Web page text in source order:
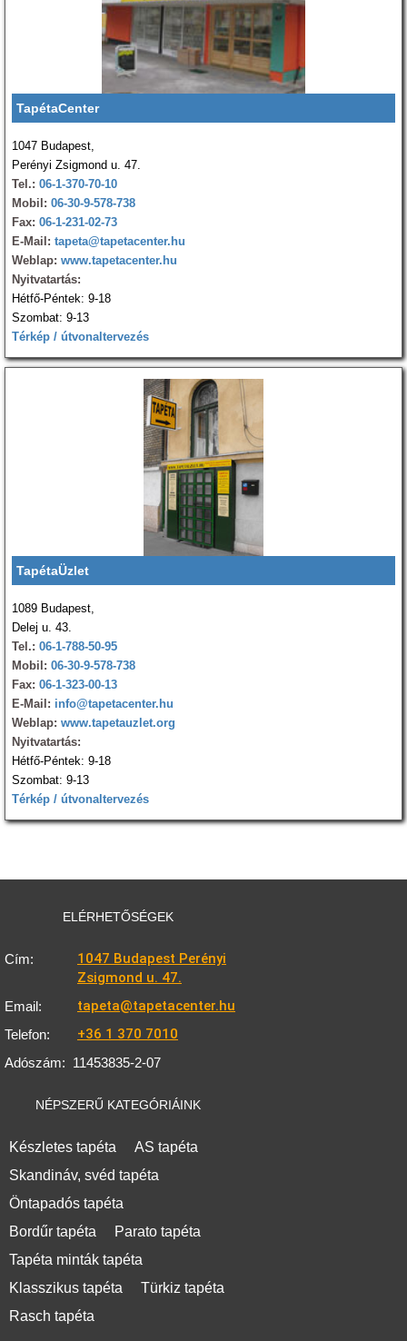
TapétaCenter
1047 Budapest,
Perényi Zsigmond u. 47.
Tel.: 06-1-370-70-10
Mobil: 06-30-9-578-738
Fax: 06-1-231-02-73
E-Mail: tapeta@tapetacenter.hu
Weblap: www.tapetacenter.hu
Nyitvatartás:
Hétfő-Péntek: 9-18
Szombat: 9-13
Térkép / útvonaltervezés
TapétaÜzlet
1089 Budapest,
Delej u. 43.
Tel.: 06-1-788-50-95
Mobil: 06-30-9-578-738
Fax: 06-1-323-00-13
E-Mail: info@tapetacenter.hu
Weblap: www.tapetauzlet.org
Nyitvatartás:
Hétfő-Péntek: 9-18
Szombat: 9-13
Térkép / útvonaltervezés
ELÉRHETŐSÉGEK
Cím:
1047 Budapest Perényi
Zsigmond u. 47.
Email: tapeta@tapetacenter.hu
Telefon: +36 1 370 7010
Adószám: 11453835-2-07
NÉPSZERŰ KATEGÓRIÁINK
Készletes tapéta
AS tapéta
Skandináv, svéd tapéta
Öntapadós tapéta
Bordűr tapéta
Parato tapéta
Tapéta minták tapéta
Klasszikus tapéta
Türkiz tapéta
Rasch tapéta